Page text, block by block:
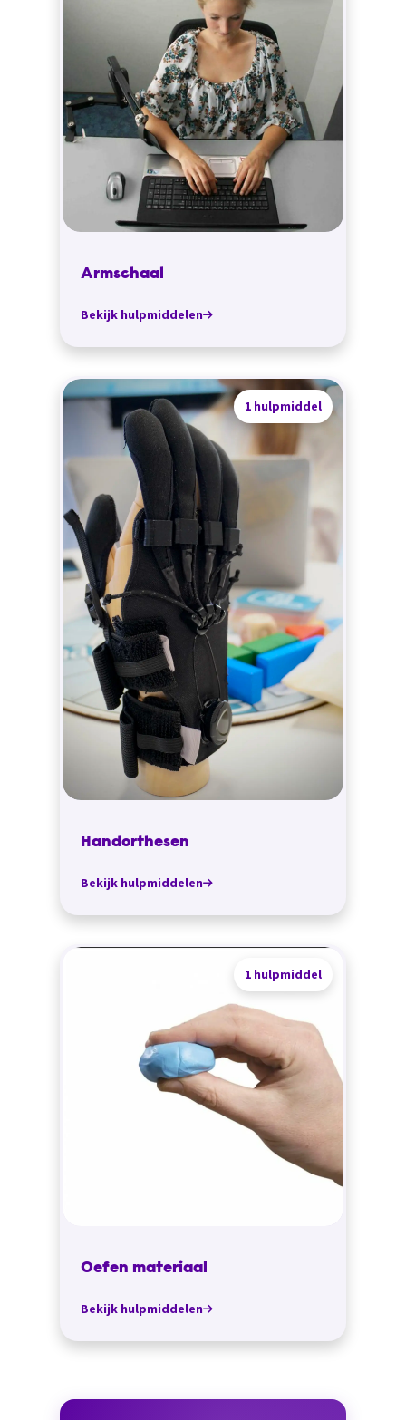
Armschaal
Bekijk hulpmiddelen
1 hulpmiddel
Handorthesen
Bekijk hulpmiddelen
1 hulpmiddel
Oefen materiaal
Bekijk hulpmiddelen